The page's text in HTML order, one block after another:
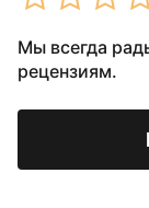
Мы всегда
рецензиям.